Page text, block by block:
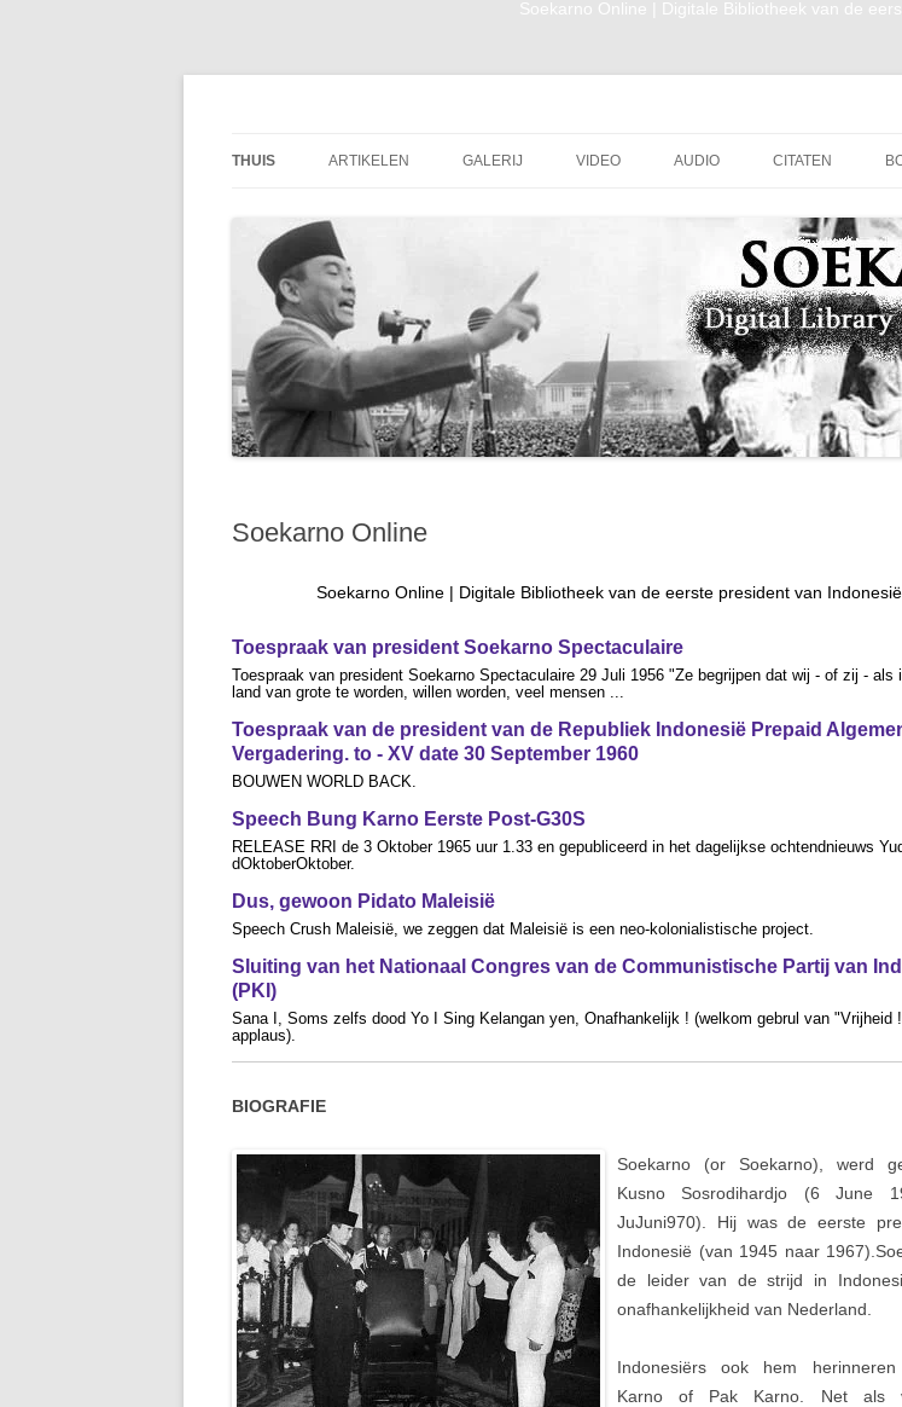
Soekarno Online | Digitale Bibliotheek van de
THUIS ARTIKELEN GALERIJ VIDEO AUDIO CITATEN
Soekarno Online
Soekarno Online | Digitale Bibliotheek van de eerste president van Indonesië
Toespraak van president Soekarno Spectaculaire
Toespraak van president Soekarno Spectaculaire 29 Juli 1956 "Ze begrijpen dat wij - of zij - als
land van grote te worden, willen worden, veel mensen ...
Toespraak van de president van de Republiek Indonesië Prepaid
Vergadering. to - XV date 30 September 1960
BOUWEN WORLD BACK.
Speech Bung Karno Eerste Post-G30S
RELEASE RRI de 3 Oktober 1965 uur 1.33 en gepubliceerd in het dagelijkse ochtendnieuws
dOktoberOktober.
Dus, gewoon Pidato Maleisië
Speech Crush Maleisië, we zeggen dat Maleisië is een neo-kolonialistische project.
Sluiting van het Nationaal Congres van de Communistische Partij van
(PKI)
Sana I, Soms zelfs dood Yo I Sing Kelangan yen, Onafhankelijk ! (welkom gebrul van "Vrijheid
applaus).
BIOGRAFIE
Soekarno (or Soekarno), werd
Kusno Sosrodihardjo (6 June
JuJuni970). Hij was de eerste
Indonesië (van 1945 naar
de leider van de strijd in
onafhankelijkheid van Nederland.
Indonesiërs ook hem
Karno of Pak Karno. Net als